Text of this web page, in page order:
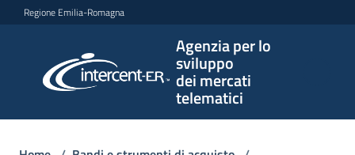
Vai al contenuto
Vai alla navigazione
Vai al footer
Regione Emilia-Romagna
Agenzia per lo
sviluppo
dei mercati
telematici
per lo
sviluppo